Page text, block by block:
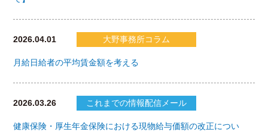
2026.04.01 大野事務所コラム
月給日給者の平均賃金額を考える
2026.03.26 これまでの情報配信メール
健康保険・厚生年金保険における現物給与価額の改正につい